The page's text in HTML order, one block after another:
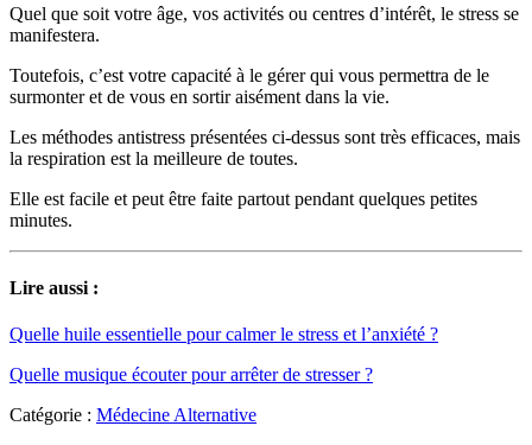
Quel que soit votre âge, vos activités ou centres d’intérêt, le stress se
manifestera.
Toutefois, c’est votre capacité à le gérer qui vous permettra de le
surmonter et de vous en sortir aisément dans la vie.
Les méthodes antistress présentées ci-dessus sont très efficaces, mais
la respiration est la meilleure de toutes.
Elle est facile et peut être faite partout pendant quelques petites
minutes.
Lire aussi :
Quelle huile essentielle pour calmer le stress et l’anxiété ?
Quelle musique écouter pour arrêter de stresser ?
Catégorie : Médecine Alternative